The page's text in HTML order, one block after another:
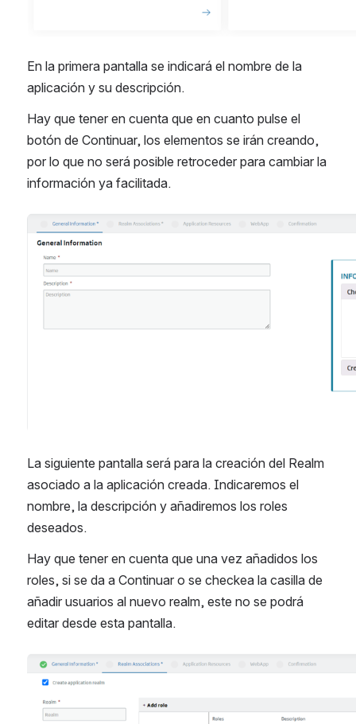
En la primera pantalla se indicará el nombre de la
aplicación y su descripción.
Hay que tener en cuenta que en cuanto pulse el
botón de Continuar, los elementos se irán creando,
por lo que no será posible retroceder para cambiar la
información ya facilitada.
Abrir
La siguiente pantalla será para la creación del Realm
asociado a la aplicación creada. Indicaremos el
nombre, la descripción y añadiremos los roles
deseados.
Hay que tener en cuenta que una vez añadidos los
roles, si se da a Continuar o se checkea la casilla de
añadir usuarios al nuevo realm, este no se podrá
editar desde esta pantalla.
Abrir